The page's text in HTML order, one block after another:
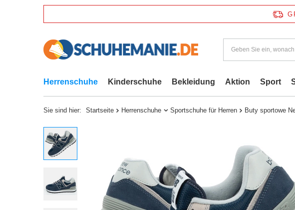
Herrenschuhe Kinderschuhe Bekleidung Aktion Sport
Sie sind hier: Startseite Herrenschuhe Sportschuhe für Herren Buty sportowe